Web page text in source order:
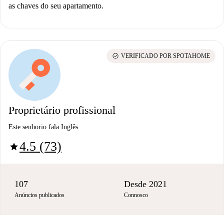
as chaves do seu apartamento.
Proprietário profissional
Este senhorio fala Inglês
star4.5 (73)
check_circle VERIFICADO POR SPOTAHOME
107
Anúncios publicados
Desde 2021
Connosco